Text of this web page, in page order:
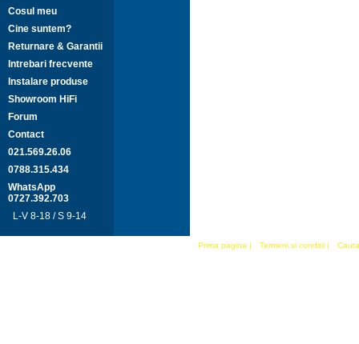
Cosul meu
Cine suntem?
Returnare & Garantii
Intrebari frecvente
Instalare produse
Showroom HiFi
Forum
Contact
021.569.26.06
0788.315.434
WhatsApp
0727.392.703
L-V 8-18 / S 9-14
Prima pagina | Termeni si conditii |